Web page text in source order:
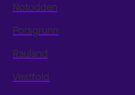
Notodden
Porsgrunn
Rauland
Vestfold